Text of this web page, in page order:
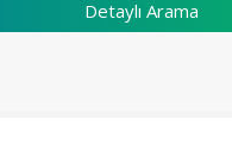
Detaylı Arama